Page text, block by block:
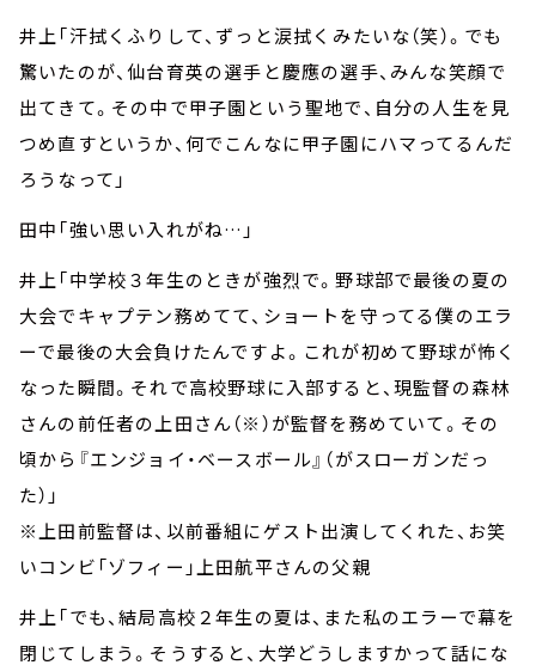
井上「汗拭くふりして、ずっと涙拭くみたいな（笑）。でも
驚いたのが、仙台育英の選手と慶應の選手、みんな笑顔で
出てきて。その中で甲子園という聖地で、自分の人生を見
つめ直すというか、何でこんなに甲子園にハマってるんだ
ろうなって」
田中「強い思い入れがね…」
井上「中学校３年生のときが強烈で。野球部で最後の夏の
大会でキャプテン務めてて、ショートを守ってる僕のエラ
ーで最後の大会負けたんですよ。これが初めて野球が怖く
なった瞬間。それで高校野球に入部すると、現監督の森林
さんの前任者の上田さん（※）が監督を務めていて。その
頃から『エンジョイ・ベースボール』（がスローガンだっ
た）」
※上田前監督は、以前番組にゲスト出演してくれた、お笑
いコンビ「ゾフィー」上田航平さんの父親
井上「でも、結局高校２年生の夏は、また私のエラーで幕を
閉じてしまう。そうすると、大学どうしますかって話にな